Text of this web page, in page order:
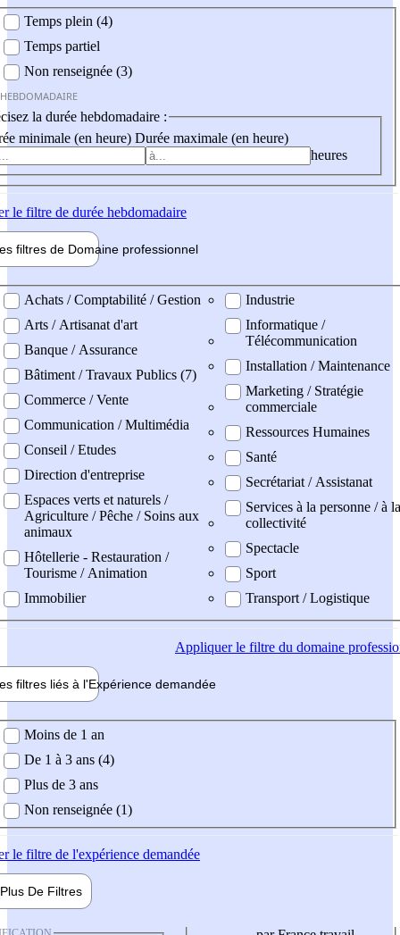
Temps plein (4)
Temps partiel
Non renseignée (3)
la durée hebdomadaire :
minimale (en heure) Durée maximale (en heure)
heures
le filtre de durée hebdomadaire
filtres de Domaine professionnel
professionel
Achats / Comptabilité / Gestion
Arts / Artisanat d'art
Banque / Assurance
Bâtiment / Travaux Publics (7)
Commerce / Vente
Communication / Multimédia
Conseil / Etudes
Direction d'entreprise
Espaces verts et naturels /
Agriculture / Pêche / Soins aux
animaux
Hôtellerie - Restauration /
Tourisme / Animation
Immobilier
Industrie
Informatique /
Télécommunication
Installation / Maintenance
Marketing / Stratégie
commerciale
Ressources Humaines
Santé
Secrétariat / Assistanat
Services à la personne / à la
collectivité
Spectacle
Sport
Transport / Logistique
Appliquerle filtre du domaine
filtres liés à l'Expérience demandée
demandée
Moins de 1 an
De 1 à 3 ans (4)
Plus de 3 ans
Non renseignée (1)
le filtre de l'expérience demandée
Plus De Filtres